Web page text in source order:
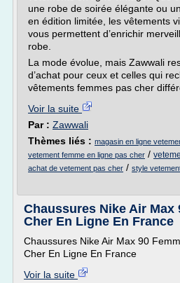
une robe de soirée élégante ou
en édition limitée, les vêtements
vous permettent d’enrichir
robe.
La mode évolue, mais Zawwali
d’achat pour ceux et celles qui
vêtements femmes pas cher
Voir la suite
Par : Zawwali
Thèmes liés : magasin en ligne
vetement femme en ligne pas cher /
achat de vetement pas cher / style
Chaussures Nike Air Max
Cher En Ligne En France
Chaussures Nike Air Max 90
Cher En Ligne En France
Voir la suite